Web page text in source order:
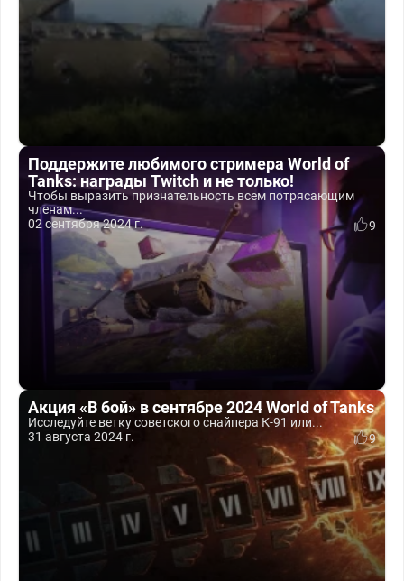
Поддержите любимого стримера World of
Tanks: награды Twitch и не только!
Чтобы выразить признательность всем потрясающим
членам...
02 сентября 2024 г.
9
Акция «В бой» в сентябре 2024 World of Tanks
Исследуйте ветку советского снайпера К-91 или...
31 августа 2024 г.
9